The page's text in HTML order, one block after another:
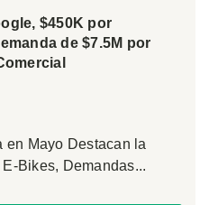
$450K por
de $7.5M por
en Mayo Destacan la
Bikes, Demandas...